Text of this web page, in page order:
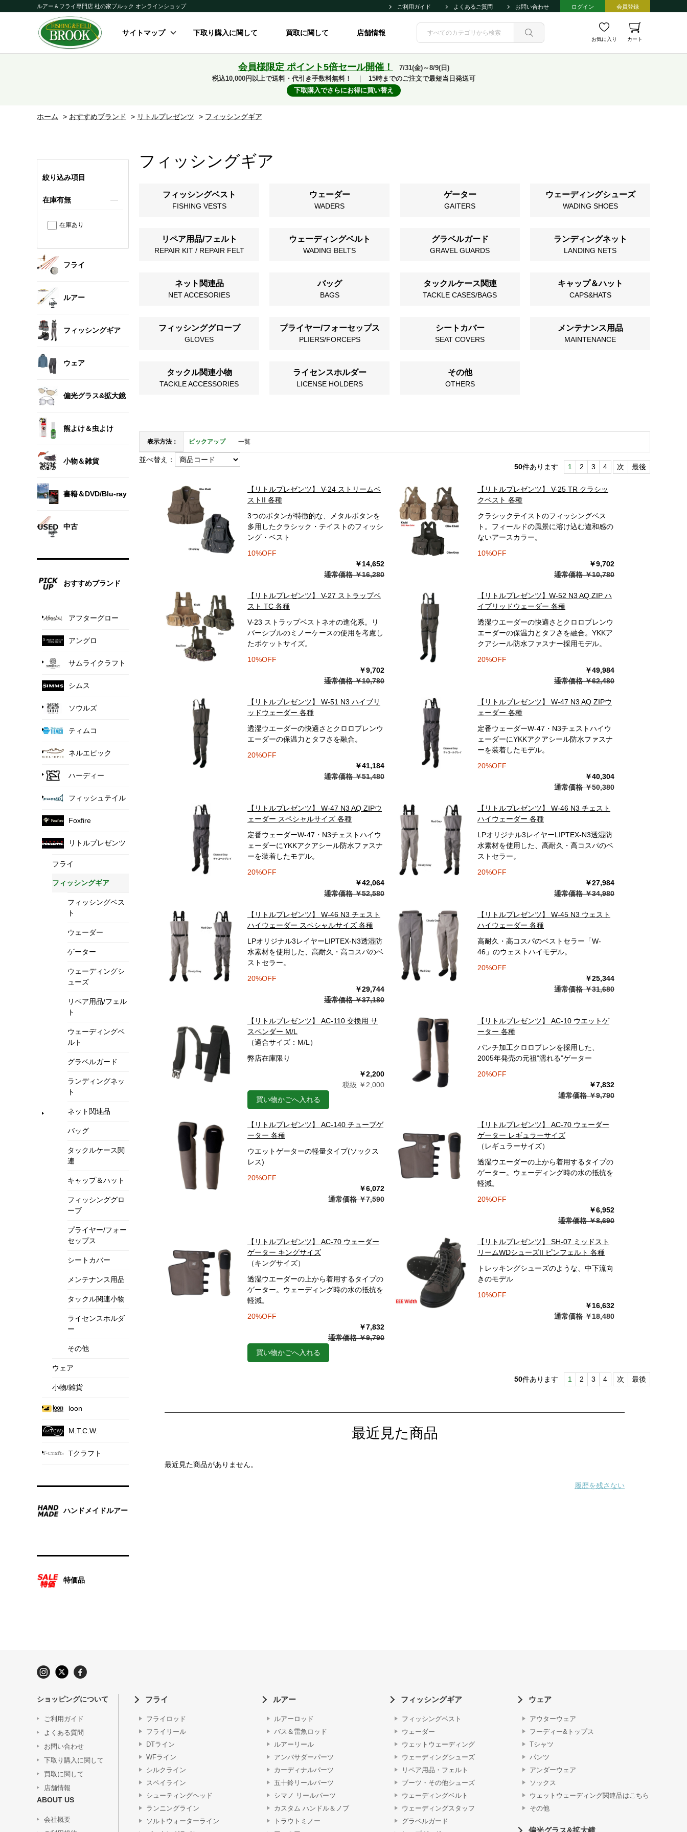
ルアー＆フライ専門店 杜の家ブルック オンラインショップ ご利用ガイド よくあるご質問 お問い合わせ ログイン 会員登録
サイトマップ 下取り購入に関して 買取に関して 店舗情報
お気に入り カート
会員様限定 ポイント5倍セール開催！
7/31(金)～8/9(日)
税込10,000円以上で送料・代引き手数料無料！
15時までのご注文で最短当日発送可
下取購入でさらにお得に買い替え
ホーム > おすすめブランド > リトルプレゼンツ > フィッシングギア
絞り込み項目
在庫有無
在庫あり
フライ
ルアー
フィッシングギア
ウェア
偏光グラス&拡大鏡
熊よけ＆虫よけ
小物＆雑貨
書籍＆DVD/Blu-ray
中古
おすすめブランド
アフターグロー
アングロ
サムライクラフト
シムス
ソウルズ
ティムコ
ネルエピック
ハーディー
フィッシュテイル
Foxfire
リトルプレゼンツ
フライ
フィッシングギア
フィッシングベス
ト
ウェーダー
ゲーター
ウェーディングシ
ューズ
リペア用品/フェル
ト
ウェーディングベ
ルト
グラベルガード
ランディングネッ
ト
ネット関連品
バッグ
タックルケース関
連
キャップ＆ハット
フィッシンググロ
ーブ
プライヤー/フォー
セップス
シートカバー
メンテナンス用品
タックル関連小物
ライセンスホルダ
ー
その他
ウェア
小物/雑貨
loon
M.T.C.W.
Tクラフト
ハンドメイドルアー
特価品
フィッシングギア
フィッシングベスト
FISHING VESTS
ウェーダー
WADERS
ゲーター
GAITERS
ウェーディングシューズ
WADING SHOES
リペア用品/フェルト
REPAIR KIT / REPAIR FELT
ウェーディングベルト
WADING BELTS
グラベルガード
GRAVEL GUARDS
ランディングネット
LANDING NETS
ネット関連品
NET ACCESORIES
バッグ
BAGS
タックルケース関連
TACKLE CASES/BAGS
キャップ＆ハット
CAPS&HATS
フィッシンググローブ
GLOVES
プライヤー/フォーセップス
PLIERS/FORCEPS
シートカバー
SEAT COVERS
メンテナンス用品
MAINTENANCE
タックル関連小物
TACKLE ACCESSORIES
ライセンスホルダー
LICENSE HOLDERS
その他
OTHERS
表示方法： ピックアップ 一覧
並べ替え：
50件あります 1 2 3 4 次 最後
【リトルプレゼンツ】 V-24 ストリームベ
ストII 各種
3つのボタンが特徴的な、メタルボタンを
多用したクラシック・テイストのフィッシ
ング・ベスト
10%OFF
￥14,652
通常価格 ￥16,280
【リトルプレゼンツ】 V-25 TR クラシッ
クベスト 各種
クラシックテイストのフィッシングベス
ト。フィールドの風景に溶け込む違和感の
ないアースカラー。
10%OFF
￥9,702
通常価格 ￥10,780
【リトルプレゼンツ】 V-27 ストラップベ
スト TC 各種
V-23 ストラップベストネオの進化系。リ
バーシブルのミノーケースの使用を考慮し
たポケットサイズ。
10%OFF
￥9,702
通常価格 ￥10,780
【リトルプレゼンツ】W-52 N3 AQ ZIP ハ
イブリッドウェーダー 各種
透湿ウエーダーの快適さとクロロプレンウ
エーダーの保温力とタフさを融合。YKKア
クアシール防水ファスナー採用モデル。
20%OFF
￥49,984
通常価格 ￥62,480
【リトルプレゼンツ】 W-51 N3 ハイブリ
ッドウェーダー 各種
透湿ウエーダーの快適さとクロロプレンウ
エーダーの保温力とタフさを融合。
20%OFF
￥41,184
通常価格 ￥51,480
【リトルプレゼンツ】 W-47 N3 AQ ZIPウ
ェーダー 各種
定番ウェーダーW-47・N3チェストハイウ
ェーダーにYKKアクアシール防水ファスナ
ーを装着したモデル。
20%OFF
￥40,304
通常価格 ￥50,380
【リトルプレゼンツ】 W-47 N3 AQ ZIPウ
ェーダー スペシャルサイズ 各種
定番ウェーダーW-47・N3チェストハイウ
ェーダーにYKKアクアシール防水ファスナ
ーを装着したモデル。
20%OFF
￥42,064
通常価格 ￥52,580
【リトルプレゼンツ】 W-46 N3 チェスト
ハイウェーダー 各種
LPオリジナル3レイヤーLIPTEX-N3透湿防
水素材を使用した、高耐久・高コスパのベ
ストセラー。
20%OFF
￥27,984
通常価格 ￥34,980
【リトルプレゼンツ】 W-46 N3 チェスト
ハイウェーダー スペシャルサイズ 各種
LPオリジナル3レイヤーLIPTEX-N3透湿防
水素材を使用した、高耐久・高コスパのベ
ストセラー。
20%OFF
￥29,744
通常価格 ￥37,180
【リトルプレゼンツ】 W-45 N3 ウェスト
ハイウェーダー 各種
高耐久・高コスパのベストセラー「W-
46」のウェストハイモデル。
20%OFF
￥25,344
通常価格 ￥31,680
【リトルプレゼンツ】 AC-110 交換用 サ
スペンダー M/L
（適合サイズ：M/L）
弊店在庫限り
￥2,200
税抜 ￥2,000
買い物かごへ入れる
【リトルプレゼンツ】 AC-10 ウエットゲ
ーター 各種
パンチ加工クロロプレンを採用した、
2005年発売の元祖”濡れる”ゲーター
20%OFF
￥7,832
通常価格 ￥9,790
【リトルプレゼンツ】 AC-140 チューブゲ
ーター 各種
ウエットゲーターの軽量タイプ(ソックス
レス)
20%OFF
￥6,072
通常価格 ￥7,590
【リトルプレゼンツ】 AC-70 ウェーダー
ゲーター レギュラーサイズ
（レギュラーサイズ）
透湿ウエーダーの上から着用するタイプの
ゲーター。ウェーディング時の水の抵抗を
軽減。
20%OFF
￥6,952
通常価格 ￥8,690
【リトルプレゼンツ】 AC-70 ウェーダー
ゲーター キングサイズ
（キングサイズ）
透湿ウエーダーの上から着用するタイプの
ゲーター。ウェーディング時の水の抵抗を
軽減。
20%OFF
￥7,832
通常価格 ￥9,790
買い物かごへ入れる
【リトルプレゼンツ】 SH-07 ミッドスト
リームWDシューズII ピンフェルト 各種
トレッキングシューズのような、中下流向
きのモデル
10%OFF
￥16,632
通常価格 ￥18,480
50件あります 1 2 3 4 次 最後
最近見た商品
最近見た商品がありません。
履歴を残さない
ショッピングについて
ご利用ガイド
よくある質問
お問い合わせ
下取り購入に関して
買取に関して
店舗情報
ABOUT US
会社概要
フライ
フライロッド
フライリール
DTライン
WFライン
シルクライン
スペイライン
シューティングヘッド
ランニングライン
ソルトウォーターライン
ルアー
ルアーロッド
バス＆雷魚ロッド
ルアーリール
アンバサダーパーツ
カーディナルパーツ
五十鈴リールパーツ
シマノ リールパーツ
カスタム ハンドル＆ノブ
トラウトミノー
フィッシングギア
フィッシングベスト
ウェーダー
ウェットウェーディング
ウェーディングシューズ
リペア用品・フェルト
ブーツ・その他シューズ
ウェーディングベルト
ウェーディングスタッフ
グラベルガード
ウェア
アウターウェア
フーディー&トップス
Tシャツ
パンツ
アンダーウェア
ソックス
ウェットウェーディング関連品はこちら
その他
偏光グラス&拡大鏡